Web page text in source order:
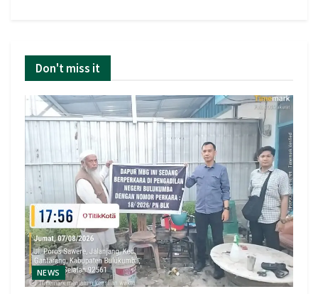
Don't miss it
NEWS